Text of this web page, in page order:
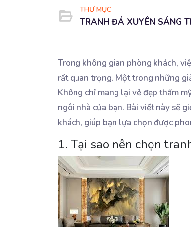
THƯ MỤC
TRANH ĐÁ XUYÊN SÁNG
Trong không gian phòng khách,
rất quan trọng. Một trong những
Không chỉ mang lại vẻ đẹp thẩm
ngôi nhà của bạn. Bài viết này sẽ
khách, giúp bạn lựa chọn được
1. Tại sao nên chọn